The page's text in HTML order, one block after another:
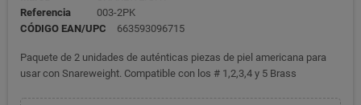
Referencia
003-2PK
CÓDIGO EAN/UPC
663593096715
Paquete de 2 unidades de auténticas piezas de piel americana para
usar con Snareweight. Compatible con los # 1,2,3,4 y 5 Brass